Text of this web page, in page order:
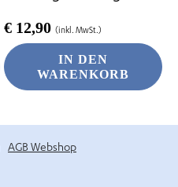
€12,90 (inkl. MwSt.)
IN DEN
WARENKORB
AGB Webshop